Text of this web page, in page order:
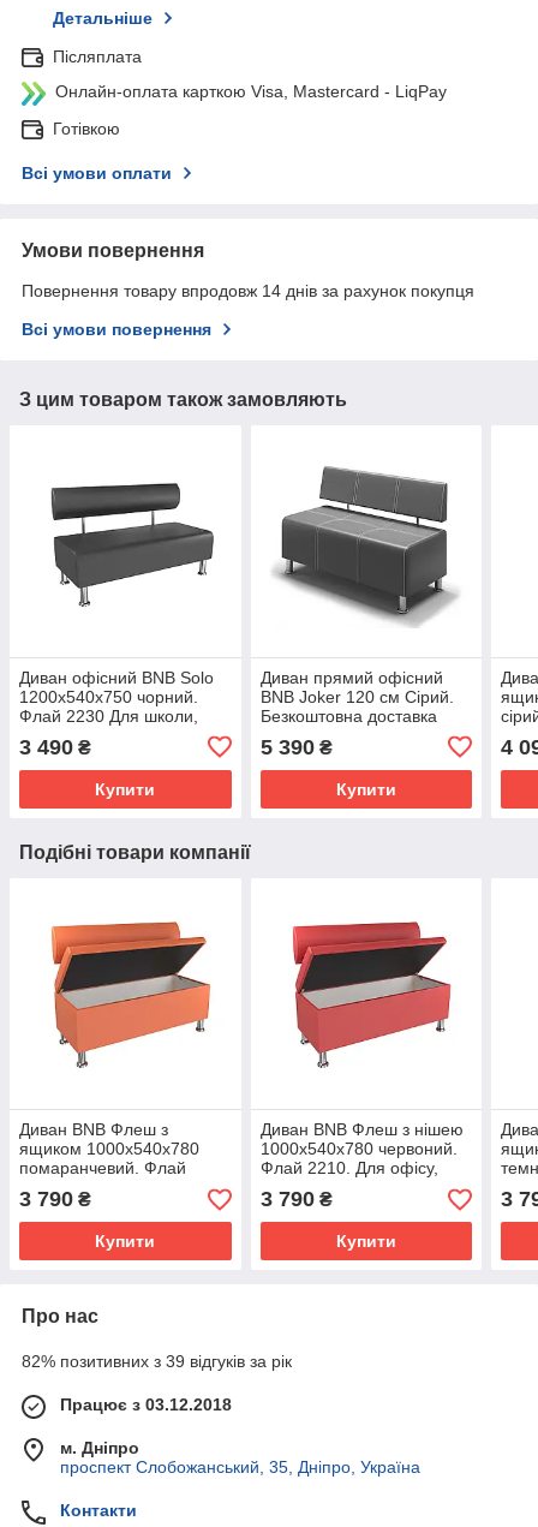
Детальніше
Післяплата
Онлайн-оплата карткою Visa, Mastercard - LiqPay
Готівкою
Всі умови оплати
Умови повернення
Повернення товару впродовж 14 днів за рахунок покупця
Всі умови повернення
З цим товаром також замовляють
Диван офісний BNB Solo
1200x540x750 чорний.
Флай 2230 Для школи,
приймальні
3 490 ₴
Купити
Диван прямий офісний
BNB Joker 120 см Сірий.
Безкоштовна доставка
5 390₴
Купити
4
Подібні товари компанії
Диван BNB Флеш з
ящиком 1000x540x780
помаранчевий. Флай
2218. Для офісу,
приймальні, очікування
3 790 ₴
Купити
Диван BNB Флеш з нішею
1000x540x780 червоний.
Флай 2210. Для офісу,
приймальні, очікування
3 790₴
Купити
3
Про нас
82% позитивних з 39 відгуків за рік
Працює з 03.12.2018
м. Дніпро
проспект Слобожанський, 35, Дніпро, Україна
Контакти